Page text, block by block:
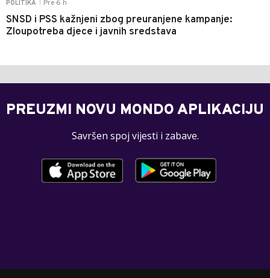
POLITIKA Pre 6 h
SNSD i PSS kažnjeni zbog preuranjene kampanje:
Zloupotreba djece i javnih sredstava
PREUZMI NOVU MONDO APLIKACIJU
Savršen spoj vijesti i zabave.